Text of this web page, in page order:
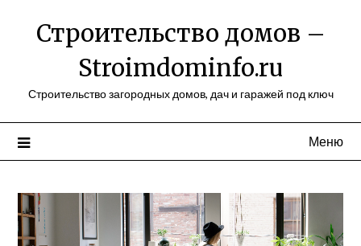
содержимому
Строительство домов –
Stroimdominfo.ru
Строительство загородных домов, дач и гаражей под ключ
Меню